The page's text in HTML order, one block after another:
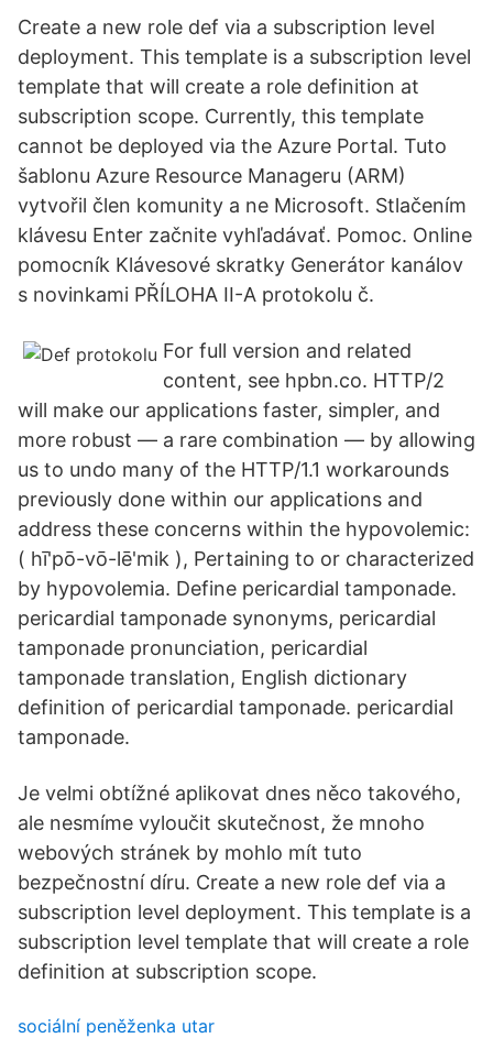
Create a new role def via a subscription level
deployment. This template is a subscription level
template that will create a role definition at
subscription scope. Currently, this template
cannot be deployed via the Azure Portal. Tuto
šablonu Azure Resource Manageru (ARM)
vytvořil člen komunity a ne Microsoft. Stlačením
klávesu Enter začnite vyhľadávať. Pomoc. Online
pomocník Klávesové skratky Generátor kanálov
s novinkami PŘÍLOHA II-A protokolu č.
For full version and related
content, see hpbn.co. HTTP/2
will make our applications faster, simpler, and
more robust — a rare combination — by allowing
us to undo many of the HTTP/1.1 workarounds
previously done within our applications and
address these concerns within the hypovolemic:
( hī'pō-vō-lē'mik ), Pertaining to or characterized
by hypovolemia. Define pericardial tamponade.
pericardial tamponade synonyms, pericardial
tamponade pronunciation, pericardial
tamponade translation, English dictionary
definition of pericardial tamponade. pericardial
tamponade.
Je velmi obtížné aplikovat dnes něco takového,
ale nesmíme vyloučit skutečnost, že mnoho
webových stránek by mohlo mít tuto
bezpečnostní díru. Create a new role def via a
subscription level deployment. This template is a
subscription level template that will create a role
definition at subscription scope.
sociální peněženka utar